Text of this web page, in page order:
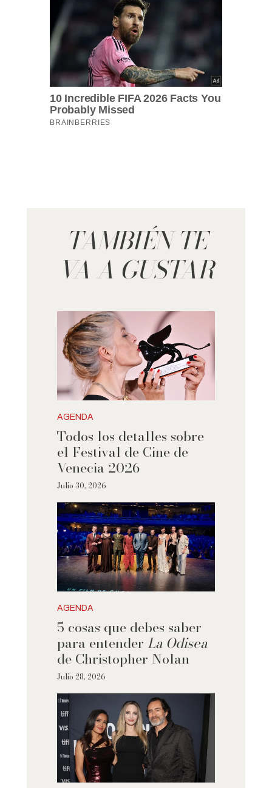
TAMBIÉN TE
VA A GUSTAR
AGENDA
Todos los detalles sobre
el Festival de Cine de
Venecia 2026
Julio 30, 2026
AGENDA
5 cosas que debes saber
para entender La Odisea
de Christopher Nolan
Julio 28, 2026